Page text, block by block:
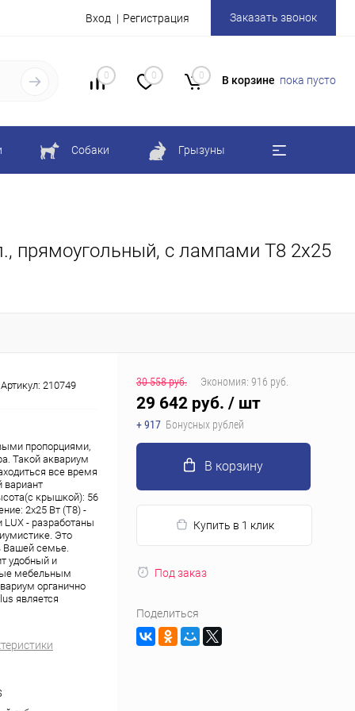
Вход Регистрация Заказать звонок
0 0 0 В корзине пока пусто
Собаки Грызуны
прямоугольный, с лампами Т8 2х25
Артикул: 210749
пропорциями,
Такой аквариум
все время
вариант
крышкой): 56
2х25 Вт (Т8) -
- разработаны
Это
Вашей семье.
удобный и
мебельным
органично
является
30 558 руб. Экономия: 916 руб.
29 642 руб. / шт
+ 917 Бонусных рублей
В корзину
Купить в 1 клик
Под заказ
Поделиться